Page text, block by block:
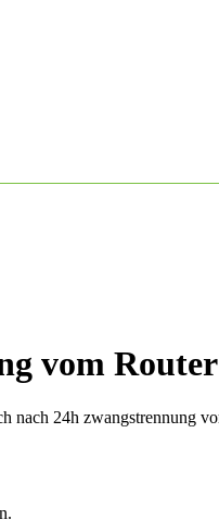
vom
nach 24h zwangstrennung